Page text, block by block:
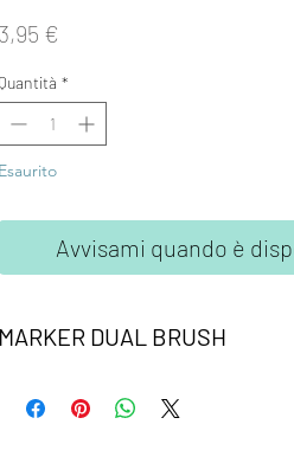
3,95 €
Quantità *
Esaurito
Avvisami quando è
MARKER DUAL BRUSH
la punta fine è perfetta per tracciare